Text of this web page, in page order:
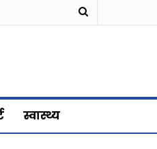
Search
स्वास्थ्य